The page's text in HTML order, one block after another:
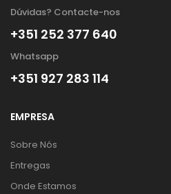
Dúvidas? Contacte-nos
+351 252 377 640
Whatsapp
+351 927 283 114
EMPRESA
Sobre Nós
Entregas
Onde Estamos